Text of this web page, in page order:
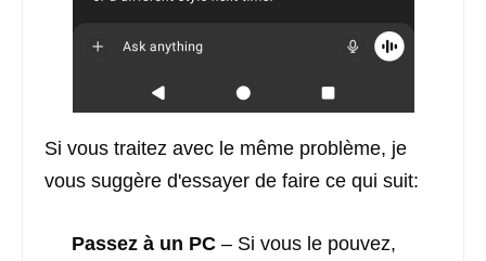
Si vous traitez avec le même problème, je
vous suggère d'essayer de faire ce qui suit:
Passez à un PC – Si vous le pouvez,